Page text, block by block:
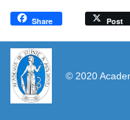
Share Post
© 2020
https://propletenie.ru/